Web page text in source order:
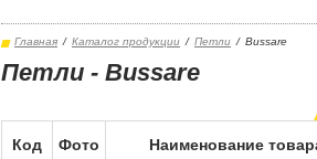
Главная / Каталог продукции / Петли / Bussare
Петли - Bussare
Код Фото Наименование